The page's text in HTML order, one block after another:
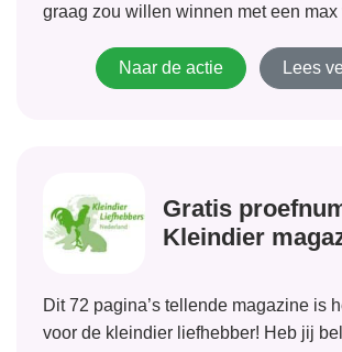
graag zou willen winnen met een max
Naar de actie Lees
Gratis
Kleindier
Dit 72 pagina’s tellende magazine is
voor de kleindier liefhebber! Heb jij